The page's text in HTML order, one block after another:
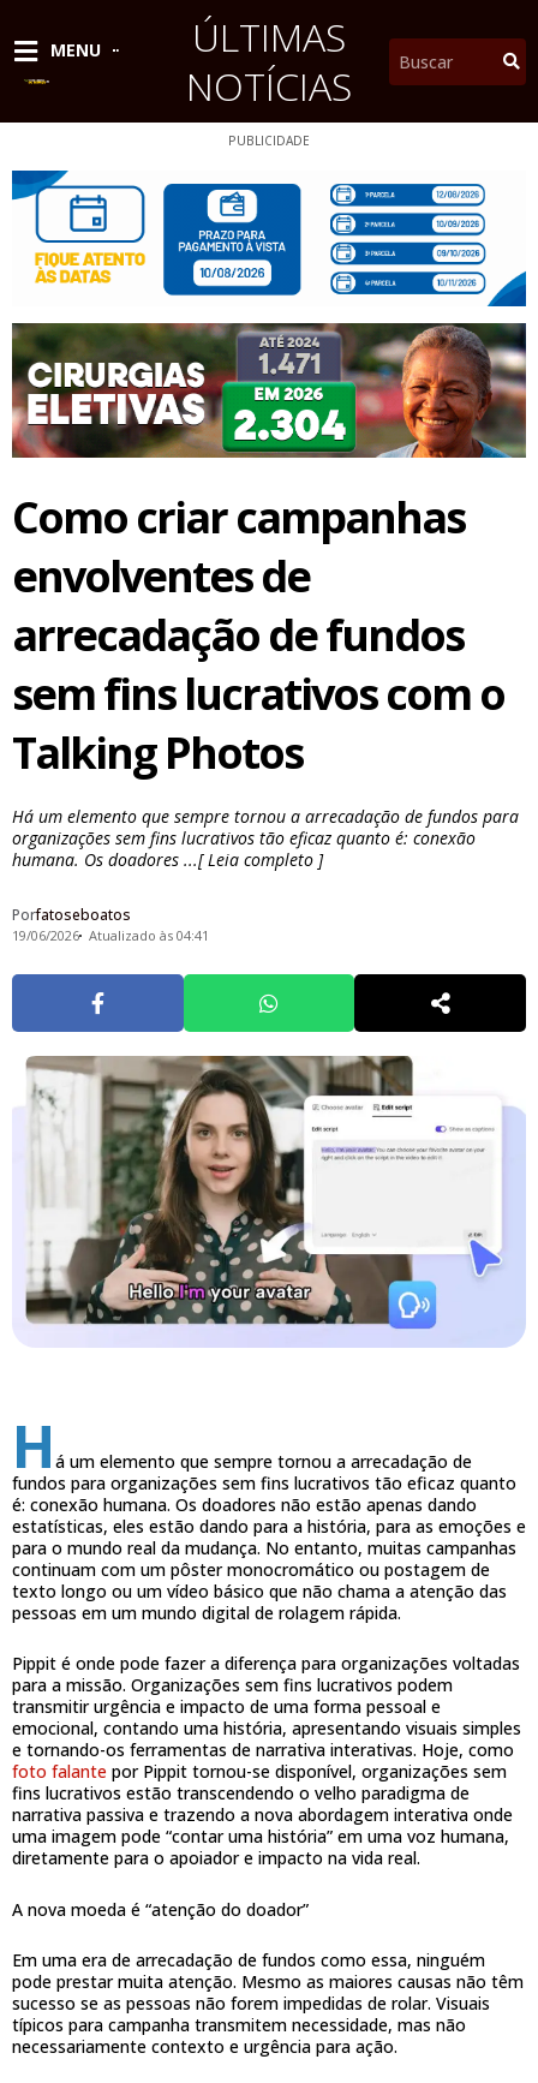
conteúdo
MENU
ÚLTIMAS
NOTÍCIAS
Pesquisar
PUBLICIDADE
Como criar campanhas
envolventes de
arrecadação de fundos
sem fins lucrativos com o
Talking Photos
Há um elemento que sempre tornou a arrecadação de fundos para
organizações sem fins lucrativos tão eficaz quanto é: conexão
humana. Os doadores ...[ Leia completo ]
Porfatoseboatos
19/06/2026 Atualizado às 04:41
H á um elemento que sempre tornou a arrecadação de
fundos para organizações sem fins lucrativos tão eficaz quanto
é: conexão humana. Os doadores não estão apenas dando
estatísticas, eles estão dando para a história, para as emoções e
para o mundo real da mudança. No entanto, muitas campanhas
continuam com um pôster monocromático ou postagem de
texto longo ou um vídeo básico que não chama a atenção das
pessoas em um mundo digital de rolagem rápida.
Pippit é onde pode fazer a diferença para organizações voltadas
para a missão. Organizações sem fins lucrativos podem
transmitir urgência e impacto de uma forma pessoal e
emocional, contando uma história, apresentando visuais simples
e tornando-os ferramentas de narrativa interativas. Hoje, como
foto falante por Pippit tornou-se disponível, organizações sem
fins lucrativos estão transcendendo o velho paradigma de
narrativa passiva e trazendo a nova abordagem interativa onde
uma imagem pode “contar uma história” em uma voz humana,
diretamente para o apoiador e impacto na vida real.
A nova moeda é “atenção do doador”
Em uma era de arrecadação de fundos como essa, ninguém
pode prestar muita atenção. Mesmo as maiores causas não têm
sucesso se as pessoas não forem impedidas de rolar. Visuais
típicos para campanha transmitem necessidade, mas não
necessariamente contexto e urgência para ação.